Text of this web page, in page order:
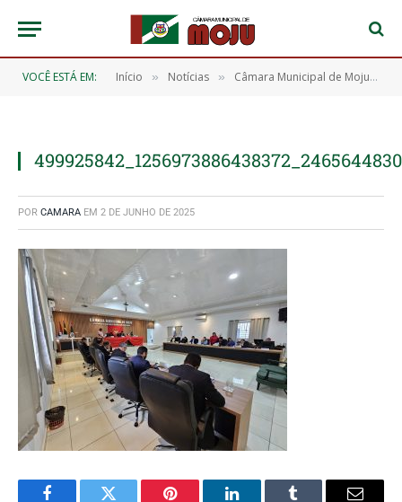
VOCÊ ESTÁ EM: Início » Notícias » Câmara Municipal de Moju realiza 13ª Sessão Ordinária de 2025 com aprovação de importantes requerimentos
POR CAMARA EM 2 DE JUNHO DE 2025